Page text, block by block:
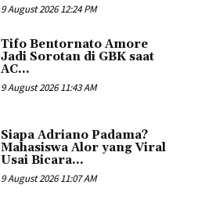
9 August 2026 12:24 PM
Tifo Bentornato Amore
Jadi Sorotan di GBK saat
AC...
9 August 2026 11:43 AM
Siapa Adriano Padama?
Mahasiswa Alor yang Viral
Usai Bicara...
9 August 2026 11:07 AM